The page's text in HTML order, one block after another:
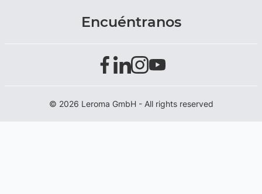
Encuéntranos
© 2026 Leroma GmbH - All rights reserved